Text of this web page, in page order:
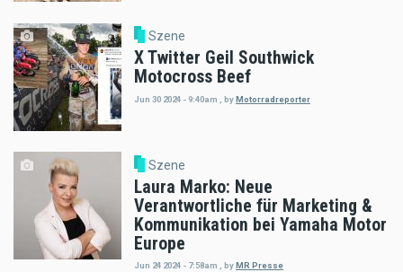
Szene
X Twitter Geil Southwick
Motocross Beef
Jun 30 2024 - 9:40am byMotorradreporter
Szene
Laura Marko: Neue
Verantwortliche für Marketing &
Kommunikation bei Yamaha Motor
Europe
Jun 24 2024 - 7:58am , byMR Presse